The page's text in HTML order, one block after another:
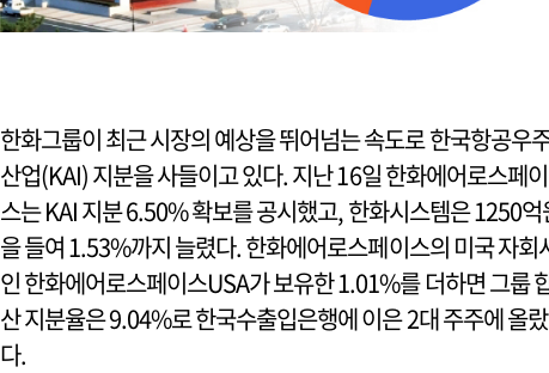
한화그룹이 최근 시장의 예상을 뛰어넘는 속도로 한국항공우
산업(KAI) 지분을 사들이고 있다. 지난 16일 한화에어로스페이
스는 KAI 지분 6.50% 확보를 공시했고, 한화시스템은 1250억
을 들여 1.53%까지 늘렸다. 한화에어로스페이스의 미국 자회
인 한화에어로스페이스USA가 보유한 1.01%를 더하면 그룹
산 지분율은 9.04%로 한국수출입은행에 이은 2대 주주에 올랐
다.